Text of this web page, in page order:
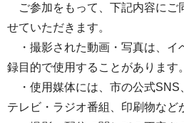
ご参加をもって、下記内容にご
せていただきます。
・撮影された動画・写真は、イ
録目的で使用することがあります。
・使用媒体には、市の公式SNS
テレビ・ラジオ番組、印刷物など